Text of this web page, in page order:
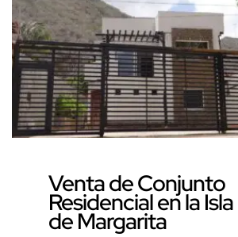
el estilo se fusionen a la
perfección? Deja de soñar y
descubre este espectacular
townhouse ubicado en
Pampatar, La Caranta. […]
Venta de Conjunto
Residencial en la Isla
de Margarita